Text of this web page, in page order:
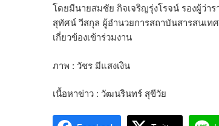
โดยมีนายสมชัย กิจเจริญรุ่งโรจน์ รองผู้ว่
สุทัศน์ วีสกุล ผู้อำนวยการสถาบันสารสนเ
เกี่ยวข้องเข้าร่วมงาน
ภาพ : วัชร มีแสงเงิน
เนื้อหาข่าว : วัฒนรินทร์ สุขีวัย